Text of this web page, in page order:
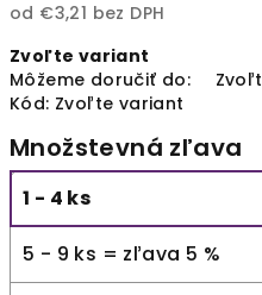
od €3,21 bez DPH
cena:
Zvoľte variant
Môžeme doručiť do:
Kód: Zvoľte variant
Množstevná zľava
1 - 4 ks
5 - 9 ks = zľava 5 %